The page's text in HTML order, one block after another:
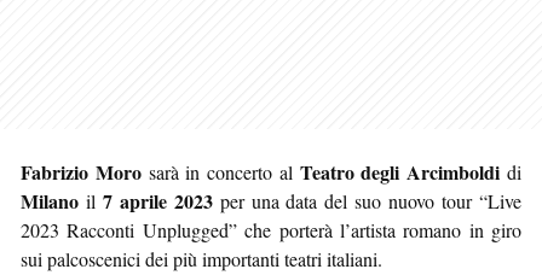
Fabrizio Morosarà in concerto al Teatro degli Arcimboldi di
Milano il 7 aprile 2023per una data del suo nuovo tour “Live
2023 Racconti Unplugged” che porterà l’artista romano in giro
sui palcoscenici dei più importanti teatri italiani.